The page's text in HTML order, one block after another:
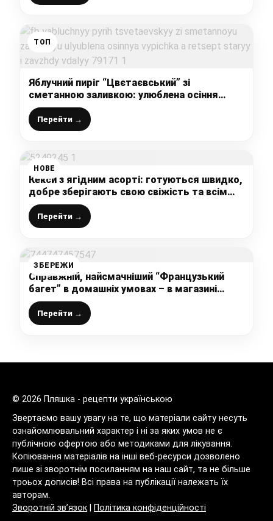
ТОП
Яблучний пиріг “Цвєтаєвський” зі
сметанною заливкою: улюблена осіння
випічка, а рецепт старий і завжди вдалий
Перейти →
НОВЕ
Кекси з ягідним асорті: готуються швидко,
добре зберігають свою свіжість та всім
подобаються
Перейти →
ЗБЕРЕЖИ
Справжній, найсмачніший “Французький
багет” в домашніх умовах – в магазині
давно не купую, ділюсь простим,
перевіреним рецептом
Перейти →
© 2026 Пляшка - рецепти українською
Звертаємо вашу увагу на те, що матеріали сайту несуть
ознайомлювальний характер і ні за яких умов не є
публічною офертою або методиками для лікування.
Копіювання матеріалів на інші веб-ресурси дозволено
лише зі зворотнім посиланням на наш сайт, та не більше
троьох дописів! Всі права на публікації належать їх
авторам.
Зворотній зв’язок
Політика конфіденційності